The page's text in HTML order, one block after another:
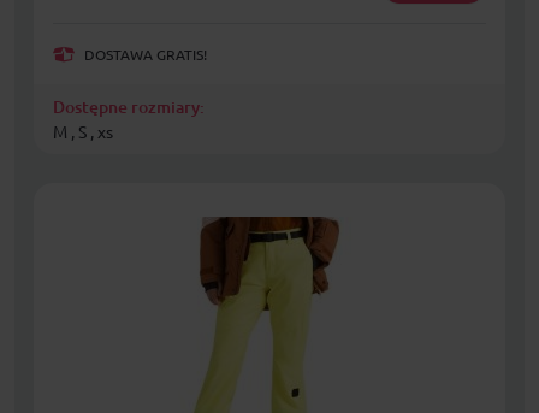
DOSTAWA GRATIS!
Dostępne rozmiary:
M , S , xs